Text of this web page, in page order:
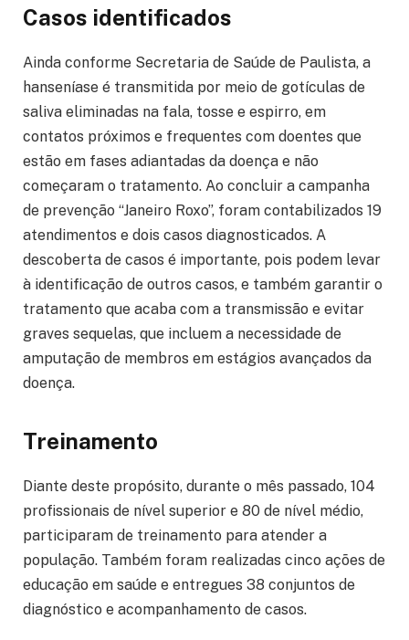
Casos identificados
Ainda conforme Secretaria de Saúde de Paulista, a
hanseníase é transmitida por meio de gotículas de
saliva eliminadas na fala, tosse e espirro, em
contatos próximos e frequentes com doentes que
estão em fases adiantadas da doença e não
começaram o tratamento. Ao concluir a campanha
de prevenção “Janeiro Roxo”, foram contabilizados 19
atendimentos e dois casos diagnosticados. A
descoberta de casos é importante, pois podem levar
à identificação de outros casos, e também garantir o
tratamento que acaba com a transmissão e evitar
graves sequelas, que incluem a necessidade de
amputação de membros em estágios avançados da
doença.
Treinamento
Diante deste propósito, durante o mês passado, 104
profissionais de nível superior e 80 de nível médio,
participaram de treinamento para atender a
população. Também foram realizadas cinco ações de
educação em saúde e entregues 38 conjuntos de
diagnóstico e acompanhamento de casos.